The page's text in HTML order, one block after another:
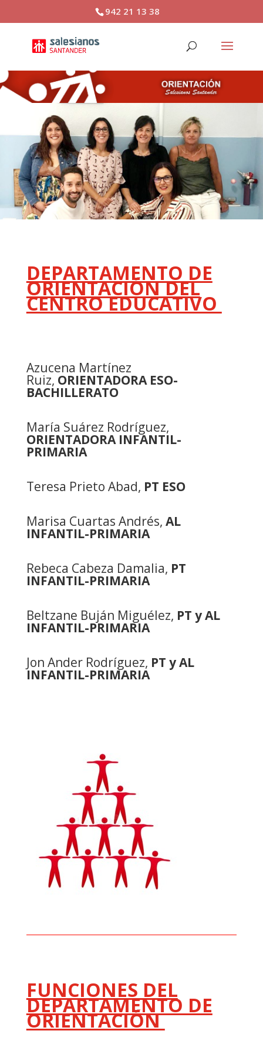
942 21 13 38
DEPARTAMENTO DE
ORIENTACIÓN DEL
CENTRO EDUCATIVO
Azucena Martínez
Ruiz, ORIENTADORA ESO-
BACHILLERATO
María Suárez Rodríguez,
ORIENTADORA INFANTIL-
PRIMARIA
Teresa Prieto Abad, PT ESO
Marisa Cuartas Andrés, AL
INFANTIL-PRIMARIA
Rebeca Cabeza Damalia, PT
INFANTIL-PRIMARIA
Beltzane Buján Miguélez, PT y AL
INFANTIL-PRIMARIA
Jon Ander Rodríguez, PT y AL
INFANTIL-PRIMARIA
FUNCIONES DEL
DEPARTAMENTO DE
ORIENTACIÓN